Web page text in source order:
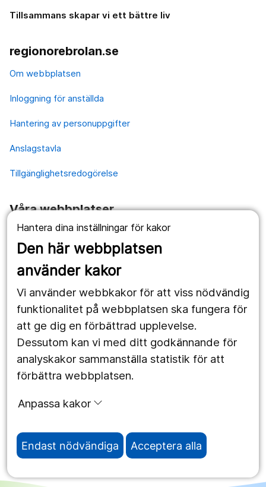
Hantera dina inställningar för kakor
Den här webbplatsen
använder kakor
Vi använder webbkakor för att viss nödvändig
funktionalitet på webbplatsen ska fungera för
att ge dig en förbättrad upplevelse.
Dessutom kan vi med ditt godkännande för
analyskakor sammanställa statistik för att
förbättra webbplatsen.
Anpassa kakor
Endast nödvändiga Acceptera alla
Tillsammans skapar vi ett bättre liv
regionorebrolan.se
Om webbplatsen
Inloggning för anställda
Hantering av personuppgifter
Anslagstavla
Tillgänglighetsredogörelse
Våra webbplatser
1177.se
Länstrafiken
Utveckling
Följ oss
Facebook